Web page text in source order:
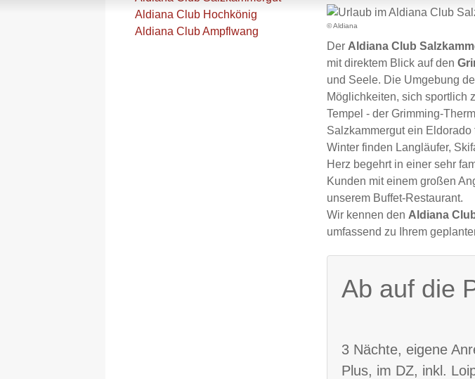
Aldiana Club Hochkönig
Aldiana Club Ampflwang
© Aldiana
Der Aldiana Club
mit direktem Blick auf den
und Seele. Die Umgebung
Möglichkeiten, sich sportlich
Tempel - der Grimming-
Salzkammergut ein
Winter finden Langläufer,
Herz begehrt in einer sehr
Kunden mit einem großen
unserem Buffet-Restaurant.
Wir kennen den Aldiana
umfassend zu Ihrem
Ab auf die
3 Nächte, eigene
Plus, im DZ, inkl.